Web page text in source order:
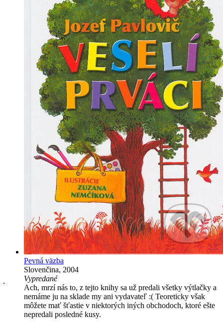
Pevná väzba
Slovenčina, 2004
Vypredané
Ach, mrzí nás to, z tejto knihy sa už predali všetky výtlačky a
nemáme ju na sklade my ani vydavateľ :( Teoreticky však
môžete mať šťastie v niektorých iných obchodoch, ktoré ešte
nepredali posledné kusy.